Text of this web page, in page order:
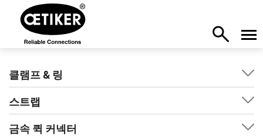
클램프 & 링
스트랩
금속 퀵 커넥터